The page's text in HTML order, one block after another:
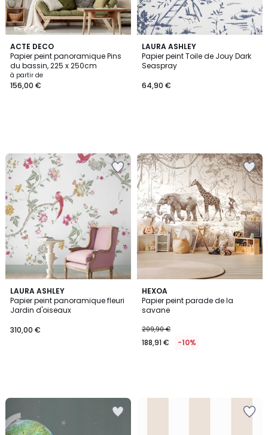
ACTE DECO
Papier peint panoramique Pins
du bassin, 225 x 250cm
à partir de
156,00 €
LAURA ASHLEY
Papier peint Toile de Jouy Dark
Seaspray
64,90 €
LAURA ASHLEY
Papier peint panoramique fleuri
Jardin d'oiseaux
310,00 €
HEXOA
Papier peint parade de la
savane
209,90 €
188,91 € -10%